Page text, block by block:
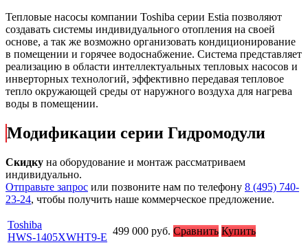
Тепловые насосы компании Toshiba серии Estia позволяют
создавать системы индивидуального отопления на своей
основе, а так же возможно организовать кондиционирование
в помещении и горячее водоснабжение. Система представляет
реализацию в области интеллектуальных тепловых насосов и
инверторных технологий, эффективно передавая тепловое
тепло окружающей среды от наружного воздуха для нагрева
воды в помещении.
Модификации серии Гидромодули
Скидку на оборудование и монтаж рассматриваем
индивидуально.
Отправьте запрос или позвоните нам по телефону 8 (495) 740-
23-24, чтобы получить наше коммерческое предложение.
Toshiba
HWS-1405XWHT9-E
499 000 руб. Сравнить Купить